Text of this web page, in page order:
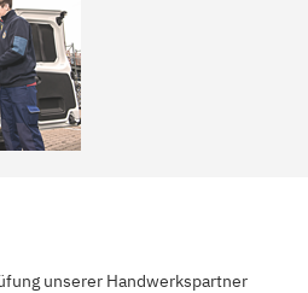
unserer Handwerkspartner